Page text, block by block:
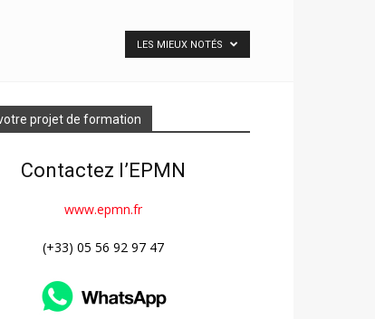
LES MIEUX NOTÉS
projet de formation
Contactez l’EPMN
www.epmn.fr
(+33) 05 56 92 97 47